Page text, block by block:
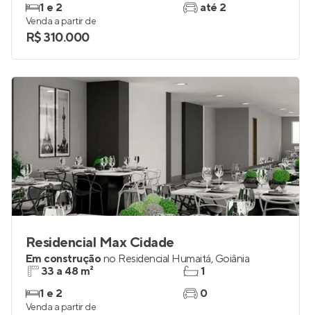
1 e 2
até 2
Venda a partir de
R$ 310.000
Residencial Max Cidade
Em construçãono Residencial Humaitá, Goiânia
33 a 48 m²
1 e 2
1
0
Venda a partir de